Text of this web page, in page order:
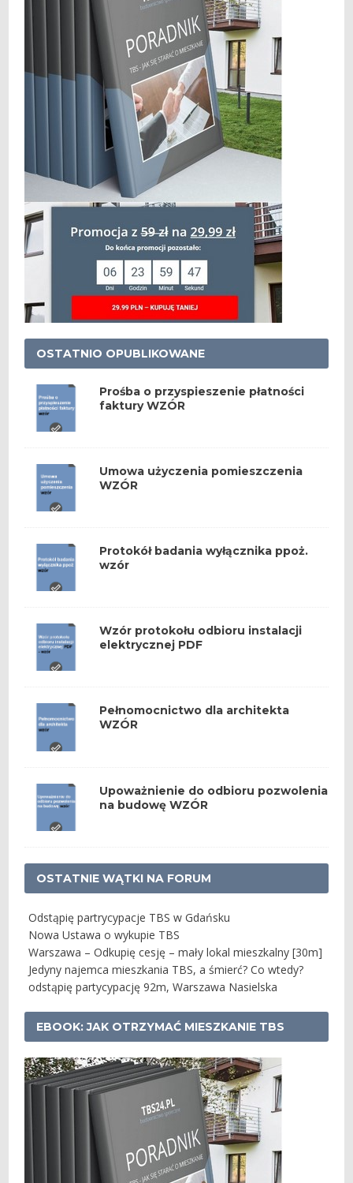
OSTATNIO OPUBLIKOWANE
Prośba o przyspieszenie płatności
faktury WZÓR
Umowa użyczenia pomieszczenia
WZÓR
Protokół badania wyłącznika ppoż.
wzór
Wzór protokołu odbioru instalacji
elektrycznej PDF
Pełnomocnictwo dla architekta
WZÓR
Upoważnienie do odbioru pozwolenia
na budowę WZÓR
OSTATNIE WĄTKI NA FORUM
Odstąpię partrycypacje TBS w Gdańsku
Nowa Ustawa o wykupie TBS
Warszawa – Odkupię cesję – mały lokal mieszkalny [30m]
Jedyny najemca mieszkania TBS, a śmierć? Co wtedy?
odstąpię partycypację 92m, Warszawa Nasielska
EBOOK: JAK OTRZYMAĆ MIESZKANIE TBS